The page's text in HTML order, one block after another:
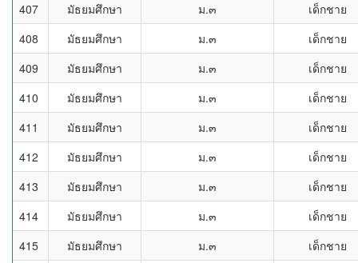
407
มัธยมศึกษา ม.๓
เด็กชาย
408
มัธยมศึกษา ม.๓
เด็กชาย
409
มัธยมศึกษา ม.๓
เด็กชาย
410
มัธยมศึกษา ม.๓
เด็กชาย
411
มัธยมศึกษา ม.๓
เด็กชาย
412
มัธยมศึกษา ม.๓
เด็กชาย
413
มัธยมศึกษา ม.๓
เด็กชาย
414
มัธยมศึกษา ม.๓
เด็กชาย
415
มัธยมศึกษา ม.๓
เด็กชาย